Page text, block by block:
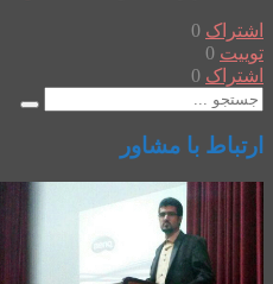
اشتراک 0
توییت 0
اشتراک 0
ارتباط با مشاور